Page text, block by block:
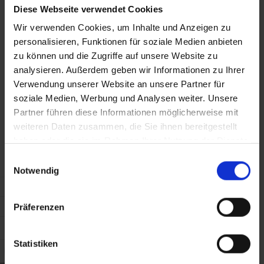
Diese Webseite verwendet Cookies
Wir verwenden Cookies, um Inhalte und Anzeigen zu
personalisieren, Funktionen für soziale Medien anbieten
zu können und die Zugriffe auf unsere Website zu
analysieren. Außerdem geben wir Informationen zu Ihrer
Verwendung unserer Website an unsere Partner für
soziale Medien, Werbung und Analysen weiter. Unsere
Partner führen diese Informationen möglicherweise mit
weiteren Daten zusammen, die Sie ihnen bereitgestellt
Notwendig
Präferenzen
Statistiken
FALE CONNOSCO. TEREMOS
TODO O PRAZER EM
ACONSELHÁ-LO.
MORE